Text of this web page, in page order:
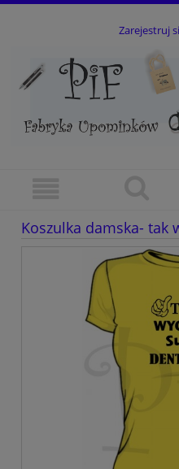
Zarejestruj
Koszulka damska- tak